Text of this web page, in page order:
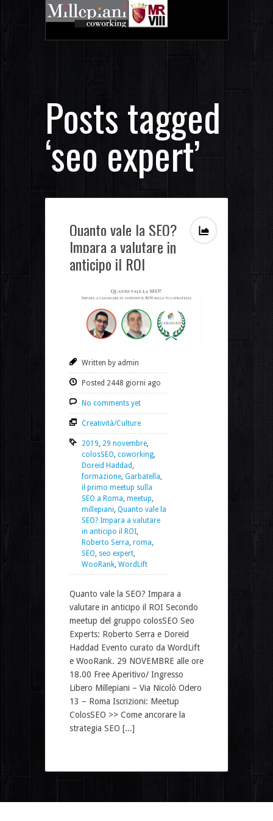
Posts tagged
‘seo expert’
Quanto vale la SEO?
Impara a valutare in
anticipo il ROI
Written by admin
Posted 2448 giorni ago
No comments yet
Creatività/Culture
2019 29 novembre
colosSEO coworking
Doreid Haddad
formazione Garbatella
il primo meetup sulla
SEO a Roma meetup
millepiani Quanto vale la
SEO? Impara a valutare
in anticipo il ROI
Roberto Serra roma
SEO seo expert
WooRank WordLift
Quanto vale la SEO? Impara a
valutare in anticipo il ROI Secondo
meetup del gruppo colosSEO Seo
Experts: Roberto Serra e Doreid
Haddad Evento curato da WordLift
e WooRank. 29 NOVEMBRE alle ore
18.00 Free Aperitivo/ Ingresso
Libero Millepiani – Via Nicolò Odero
13 – Roma Iscrizioni: Meetup
ColosSEO >> Come ancorare la
strategia SEO [...]